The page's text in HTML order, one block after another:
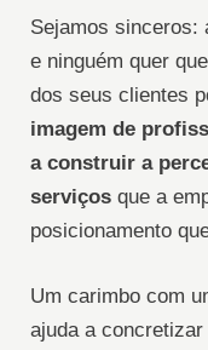
Sejamos sinceros:
e ninguém quer
dos seus clientes
imagem de
a construir a
serviços que a
posicionamento
Um carimbo com
ajuda a